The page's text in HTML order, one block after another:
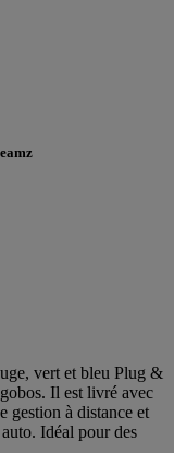
vert et bleu Plug &
Il est livré avec
gestion à distance et
Idéal pour des